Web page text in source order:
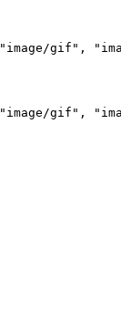
gif",
gif",